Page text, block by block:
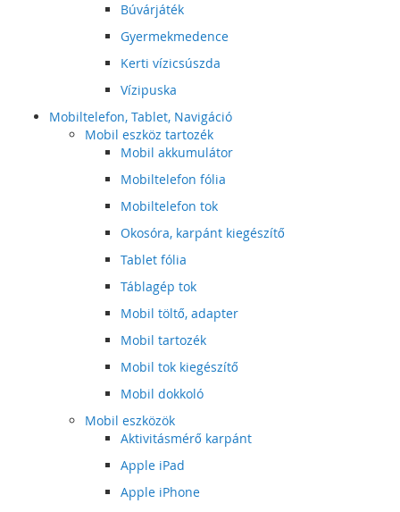
Búvárjáték
Gyermekmedence
Kerti vízicsúszda
Vízipuska
Mobiltelefon, Tablet, Navigáció
Mobil eszköz tartozék
Mobil akkumulátor
Mobiltelefon fólia
Mobiltelefon tok
Okosóra, karpánt kiegészítő
Tablet fólia
Táblagép tok
Mobil töltő, adapter
Mobil tartozék
Mobil tok kiegészítő
Mobil dokkoló
Mobil eszközök
Aktivitásmérő karpánt
Apple iPad
Apple iPhone